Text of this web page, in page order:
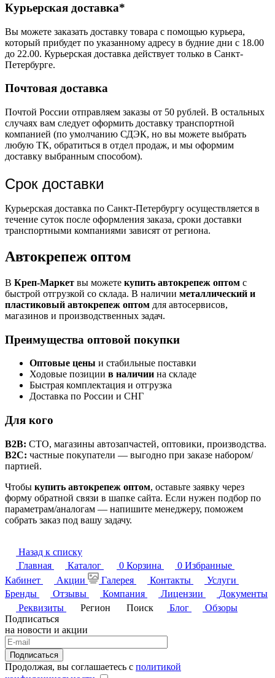
Курьерская доставка*
Вы можете заказать доставку товара с помощью курьера,
который прибудет по указанному адресу в будние дни с 18.00
до 22.00. Курьерская доставка действует только в Санкт-
Петербурге.
Почтовая доставка
Почтой России отправляем заказы от 50 рублей. В остальных
случаях вам следует оформить доставку транспортной
компанией (по умолчанию СДЭК, но вы можете выбрать
любую ТК, обратиться в отдел продаж, и мы оформим
доставку выбранным способом).
Срок доставки
Курьерская доставка по Санкт-Петербургу осуществляется в
течение суток после оформления заказа, сроки доставки
транспортными компаниями зависят от региона.
Автокрепеж оптом
В Креп-Маркет вы можете купить автокрепеж оптом с
быстрой отгрузкой со склада. В наличии металлический и
пластиковый автокрепеж оптом для автосервисов,
магазинов и производственных задач.
Преимущества оптовой покупки
Оптовые цены и стабильные поставки
Ходовые позиции в наличии на складе
Быстрая комплектация и отгрузка
Доставка по России и СНГ
Для кого
B2B: СТО, магазины автозапчастей, оптовики, производства.
B2C: частные покупатели — выгодно при заказе набором/
партией.
Чтобы купить автокрепеж оптом, оставьте заявку через
форму обратной связи в шапке сайта. Если нужен подбор по
параметрам/аналогам — напишите менеджеру, поможем
собрать заказ под вашу задачу.
Назад к списку
Главная
Каталог 0 Корзина 0 Избранные
Кабинет
Акции Галерея Контакты
Услуги
Бренды
Отзывы Компания Лицензии
Документы
Реквизиты
Регион Поиск Блог
Обзоры
Подписаться
на новости и акции
Подписаться
Продолжая, вы соглашаетесь с политикой